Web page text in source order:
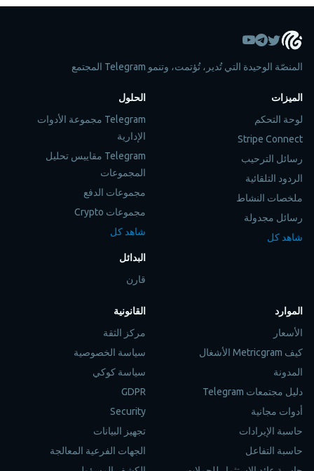
المنصّة الوحيدة التي تُدير، تُؤتمت، وتنمو Telegram المجتمع
الميزات
لوحة التحكم
Stripe Connect
رسائل الترحيب
الردود التلقائية
ملخصات النشاط
رسائل مجدولة
شاهد كل
الحلول
Telegram مجموعة الأدوات
الإدارية
Telegram مقاييس تحليل
المجموعات
مجموعات الدفع
مجموعات Crypto
شاهد كل
البدائل
قارن
الموارد
الأسعار
كيف Metricgram الأشغال
المدونة
دليل مجتمعات Telegram
أدوات مجانية
حاسبة الإيرادات
حاسبة التفاعل
القانونية
مركز الثقة
سياسة الخصوصية
سياسة كوكي
GDPR
Security
تجهيز البيانات
الجهات الفرعية المعالجة